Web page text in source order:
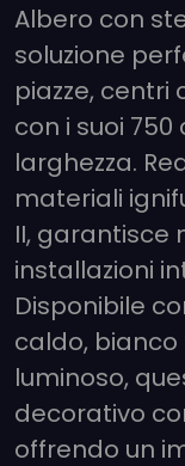
Albero con
soluzione
piazze, centri
con i suoi
larghezza.
materiali
II, garantisce
installazioni
Disponibile
caldo,
luminoso,
decorativo
offrendo un